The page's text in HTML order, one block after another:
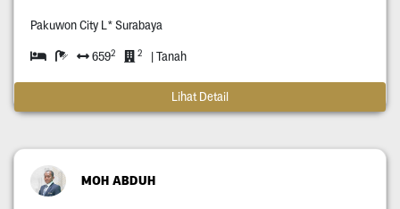
Pakuwon City L* Surabaya
6592 2 | Tanah
Lihat Detail
MOH ABDUH